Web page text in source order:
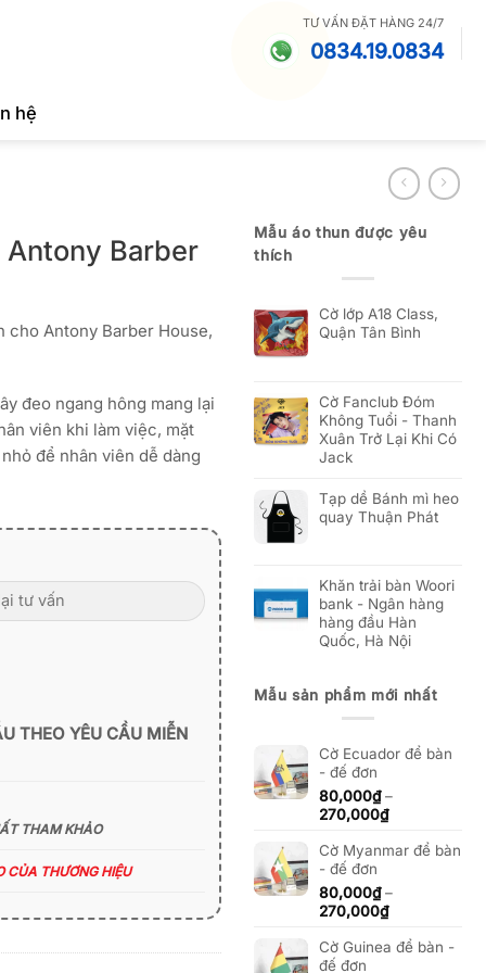
TƯ VẤN ĐẶT HÀNG 24/7
0834.19.0834
hệ
Barber
cho Antony Barber House,
đeo ngang hông mang lại
viên khi làm việc, mặt
để nhân viên dễ dàng
THEO YÊU CẦU MIỄN
THAM KHẢO
CỦA THƯƠNG HIỆU
Mẫu áo thun được yêu
thích
Cờ lớp A18 Class,
Quận Tân Bình
Cờ Fanclub Đóm
Không Tuổi - Thanh
Xuân Trở Lại Khi Có
Jack
Tạp dề Bánh mì heo
quay Thuận Phát
Khăn trải bàn Woori
bank - Ngân hàng
hàng đầu Hàn
Quốc, Hà Nội
Mẫu sản phẩm mới nhất
Cờ Ecuador để bàn
- đế đơn
80,000₫ –
270,000₫Khoảng
từ
270,000₫
Cờ Myanmar để bàn
- đế đơn
80,000₫ –
270,000₫Khoảng
từ
Cờ Guinea để bàn -
đế đơn